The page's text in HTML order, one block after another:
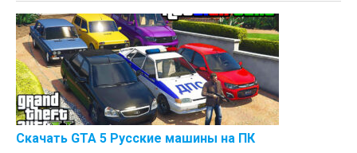
Скачать GTA 5 Русские машины на ПК